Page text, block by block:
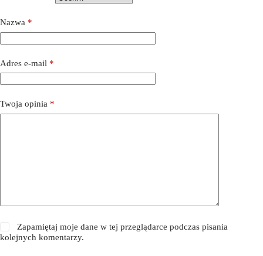
Nazwa *
Adres e-mail *
Twoja opinia *
Zapamiętaj moje dane w tej przeglądarce podczas pisania
kolejnych komentarzy.